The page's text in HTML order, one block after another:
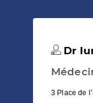
Dr
3 Place de